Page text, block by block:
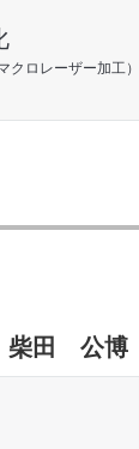
ロレーザー加工）
柴田 公博